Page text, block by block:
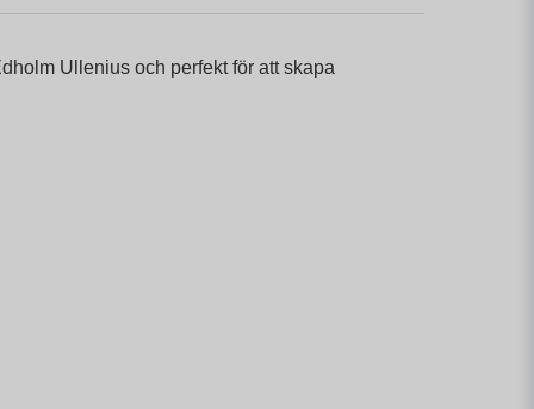
Ullenius och perfekt för att skapa